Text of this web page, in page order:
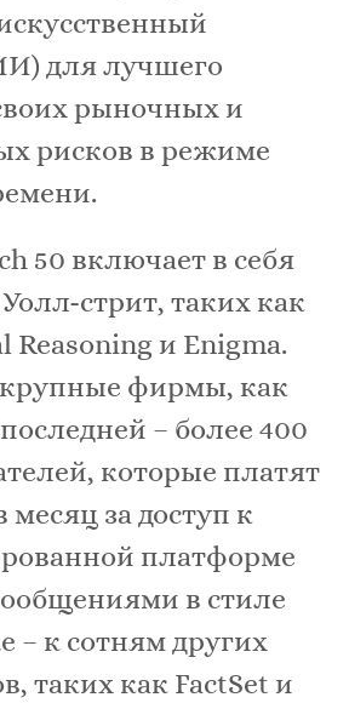
для лучшего
рыночных и
рисков в режиме
50 включает в себя
стрит, таких как
Reasoning и Enigma.
крупные фирмы, как
– более 400
которые платят
месяц за доступ к
платформе
в стиле
– к сотням других
таких как FactSet и